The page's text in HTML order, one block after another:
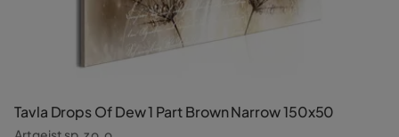
Tavla Drops Of Dew 1 Part Brown Narrow 150x50